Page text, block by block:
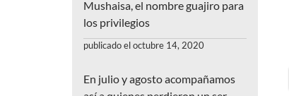
Mushaisa, el nombre guajiro para
los privilegios
publicado el octubre 14, 2020
En julio y agosto acompañamos